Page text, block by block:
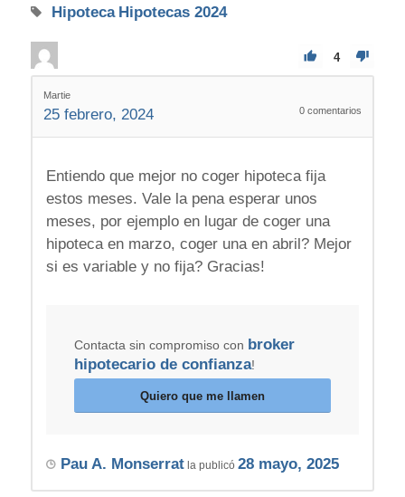
Hipoteca Hipotecas 2024
4
Martie
25 febrero, 2024 0 comentarios
Entiendo que mejor no coger hipoteca fija
estos meses. Vale la pena esperar unos
meses, por ejemplo en lugar de coger una
hipoteca en marzo, coger una en abril? Mejor
si es variable y no fija? Gracias!
Contacta sin compromiso con broker
hipotecario de confianza!
Quiero que me llamen
Pau A. Monserratla publicó 28 mayo, 2025